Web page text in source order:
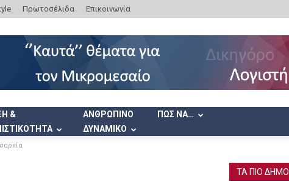
Πρωτοσέλιδα Επικοινωνία
&
ΑΝΘΡΩΠΙΝΟ
ΔΥΝΑΜΙΚΟ
ΠΩΣ ΝΑ…
ΤΑ ΠΙΟ